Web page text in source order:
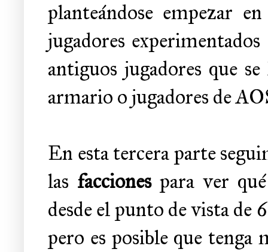
planteándose empezar
jugadores
antiguos jugadores que
armario o jugadores de
En esta tercera parte
las faccionespara ver qué
desde el punto de vista de
pero es posible que tenga